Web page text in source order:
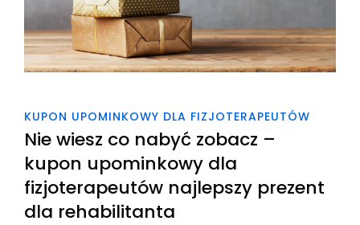
KUPON UPOMINKOWY DLA FIZJOTERAPEUTÓW
Nie wiesz co nabyć zobacz –
kupon upominkowy dla
fizjoterapeutów najlepszy prezent
dla rehabilitanta